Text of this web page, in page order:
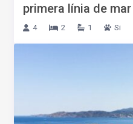
primera línia de mar
4 2 1 Si